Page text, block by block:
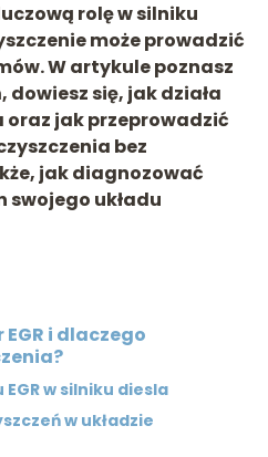
rolę w silniku
może prowadzić
W artykule poznasz
się, jak działa
oraz jak przeprowadzić
bez
jak diagnozować
swojego układu
i dlaczego
w silniku diesla
w układzie